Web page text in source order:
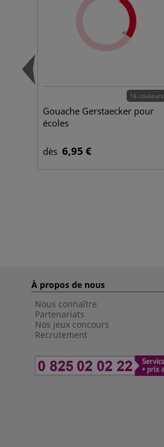
16 couleurs
Gouache Gerstaecker pour
écoles
dès 6,95 €
À propos de nous
Nous connaître
Partenariats
Nos jeux concours
Recrutement